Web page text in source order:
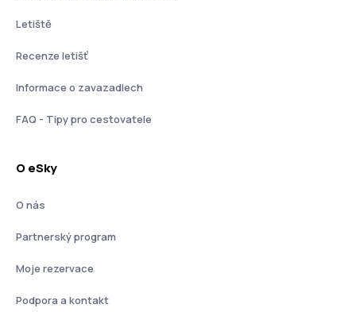
Letiště
Recenze letišť
Informace o zavazadlech
FAQ - Tipy pro cestovatele
O eSky
O nás
Partnerský program
Moje rezervace
Podpora a kontakt